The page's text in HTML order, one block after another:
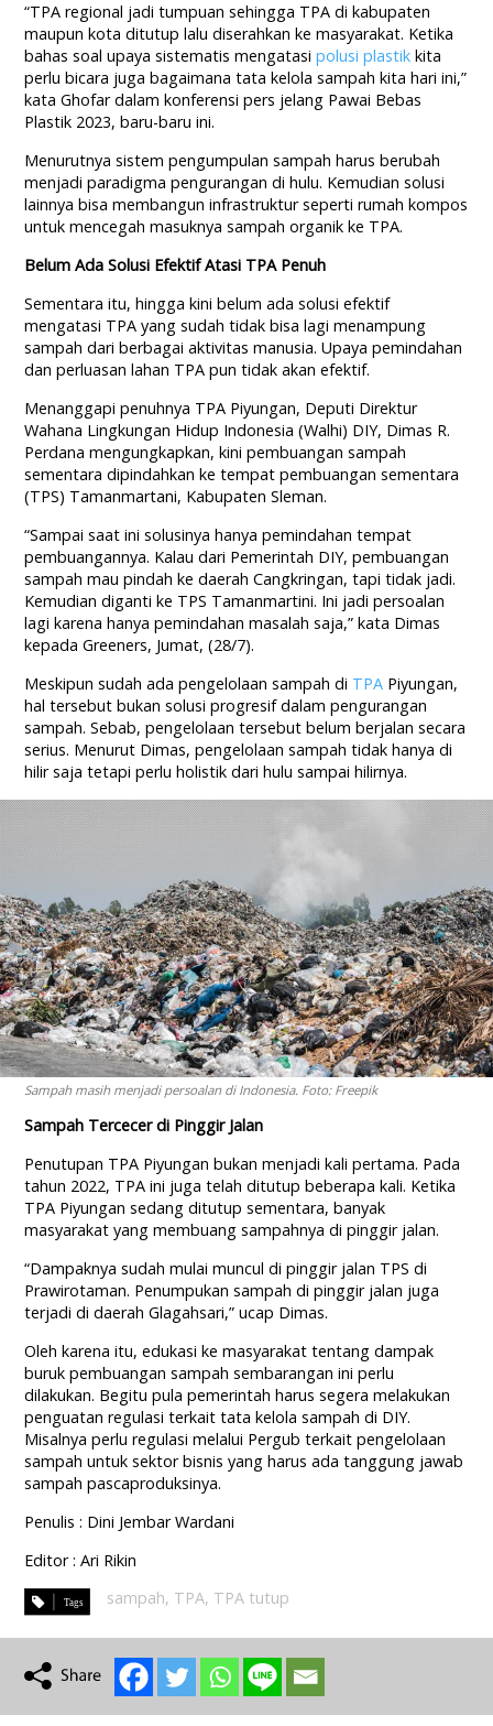
“TPA regional jadi tumpuan sehingga TPA di kabupaten
maupun kota ditutup lalu diserahkan ke masyarakat. Ketika
bahas soal upaya sistematis mengatasipolusi plastik kita
perlu bicara juga bagaimana tata kelola sampah kita hari ini,”
kata Ghofar dalam konferensi pers jelang Pawai Bebas
Plastik 2023, baru-baru ini.
Menurutnya sistem pengumpulan sampah harus berubah
menjadi paradigma pengurangan di hulu. Kemudian solusi
lainnya bisa membangun infrastruktur seperti rumah kompos
untuk mencegah masuknya sampah organik ke TPA.
Belum Ada Solusi Efektif Atasi TPA Penuh
Sementara itu, hingga kini belum ada solusi efektif
mengatasi TPA yang sudah tidak bisa lagi menampung
sampah dari berbagai aktivitas manusia. Upaya pemindahan
dan perluasan lahan TPA pun tidak akan efektif.
Menanggapi penuhnya TPA Piyungan, Deputi Direktur
Wahana Lingkungan Hidup Indonesia (Walhi) DIY, Dimas R.
Perdana mengungkapkan, kini pembuangan sampah
sementara dipindahkan ke tempat pembuangan sementara
(TPS) Tamanmartani, Kabupaten Sleman.
“Sampai saat ini solusinya hanya pemindahan tempat
pembuangannya. Kalau dari Pemerintah DIY, pembuangan
sampah mau pindah ke daerah Cangkringan, tapi tidak jadi.
Kemudian diganti ke TPS Tamanmartini. Ini jadi persoalan
lagi karena hanya pemindahan masalah saja,” kata Dimas
kepada Greeners, Jumat, (28/7).
Meskipun sudah ada pengelolaan sampah di TPA Piyungan,
hal tersebut bukan solusi progresif dalam pengurangan
sampah. Sebab, pengelolaan tersebut belum berjalan secara
serius. Menurut Dimas, pengelolaan sampah tidak hanya di
hilir saja tetapi perlu holistik dari hulu sampai hilirnya.
Sampah masih menjadi persoalan di Indonesia. Foto: Freepik
Sampah Tercecer di Pinggir Jalan
Penutupan TPA Piyungan bukan menjadi kali pertama. Pada
tahun 2022, TPA ini juga telah ditutup beberapa kali. Ketika
TPA Piyungan sedang ditutup sementara, banyak
masyarakat yang membuang sampahnya di pinggir jalan.
“Dampaknya sudah mulai muncul di pinggir jalan TPS di
Prawirotaman. Penumpukan sampah di pinggir jalan juga
terjadi di daerah Glagahsari,” ucap Dimas.
Oleh karena itu, edukasi ke masyarakat tentang dampak
buruk pembuangan sampah sembarangan ini perlu
dilakukan. Begitu pula pemerintah harus segera melakukan
penguatan regulasi terkait tata kelola sampah di DIY.
Misalnya perlu regulasi melalui Pergub terkait pengelolaan
sampah untuk sektor bisnis yang harus ada tanggung jawab
sampah pascaproduksinya.
Penulis : Dini Jembar Wardani
Editor : Ari Rikin
sampah, TPA, TPA tutup